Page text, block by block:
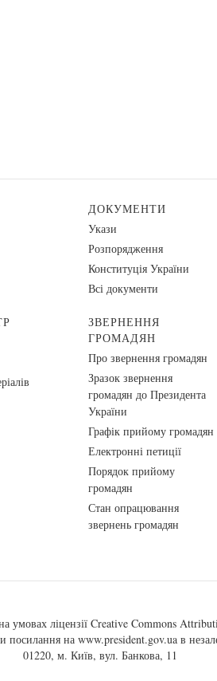
ДОКУМЕНТИ
Укази
Розпорядження
Конституція України
Всі документи
ЗВЕРНЕННЯ
ГРОМАДЯН
Про звернення громадян
Зразок звернення
громадян до Президента
України
Графік прийому громадян
Електронні петиції
Порядок прийому
громадян
Стан опрацювання
звернень громадян
умовах ліцензії Creative Commons
посилання на www.president.gov.ua в
01220, м. Київ, вул. Банкова, 11